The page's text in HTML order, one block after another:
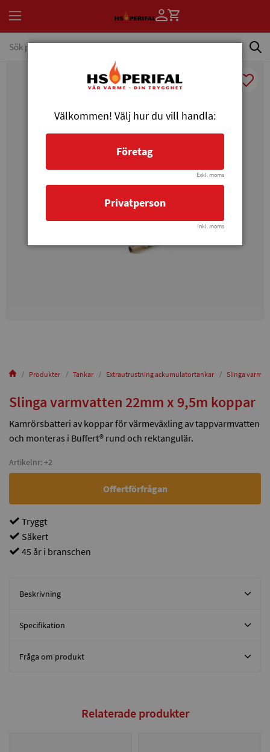
Produkter Tankar Extrautrustning ackumulatortankar Slinga
Slinga varmvatten 22mm x 9,5m koppar
Kamrörsbatteri av koppar för värmeväxling av tappvarmvatten
och monteras i Buffert® rund och rektangulär.
Artikelnr: +2
Offertförfrågan
Tryggt
Säkert
45 år i branschen
Beskrivning
Specifikation
Fråga om produkt
Relaterade produkter
Välkommen! Välj hur du vill handla:
Företag
Exkl. moms
Privatperson
Inkl. moms